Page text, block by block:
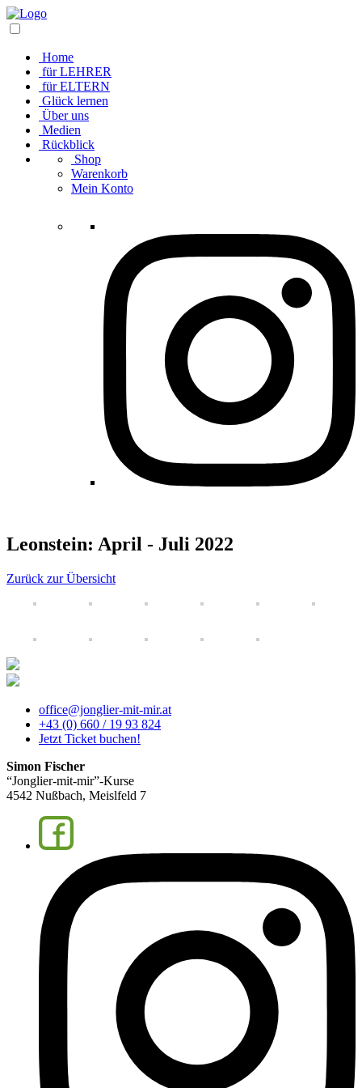
Home
für LEHRER
für ELTERN
Glück lernen
Über uns
Medien
Rückblick
Shop
Warenkorb
Mein Konto
Leonstein: April - Juli 2022
Zurück zur Übersicht
office@jonglier-mit-mir.at
+43 (0) 660 / 19 93 824
Jetzt Ticket buchen!
Simon Fischer
“Jonglier-mit-mir”-Kurse
4542 Nußbach, Meislfeld 7